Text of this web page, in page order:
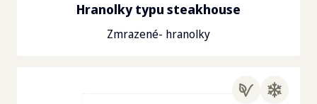
Hranolky typu steakhouse
Zmrazené- hranolky